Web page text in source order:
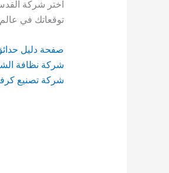
اختر شركة
توقعاتك في
صفحة دليل
شركة نظافة
شركة تصنيع